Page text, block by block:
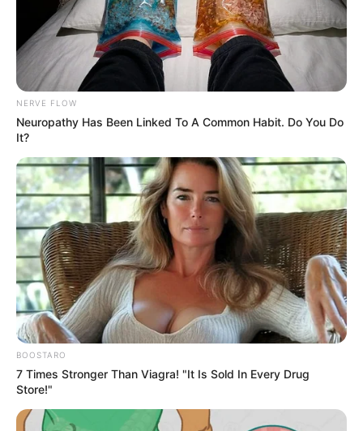
NERVE FLOW
Neuropathy Has Been Linked To A Common Habit. Do You Do
It?
BOOSTARO
7 Times Stronger Than Viagra! "It Is Sold In Every Drug
Store!"